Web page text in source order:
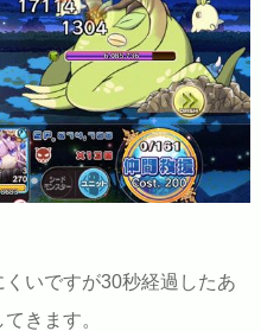
いですが30秒経過したあ
きます。